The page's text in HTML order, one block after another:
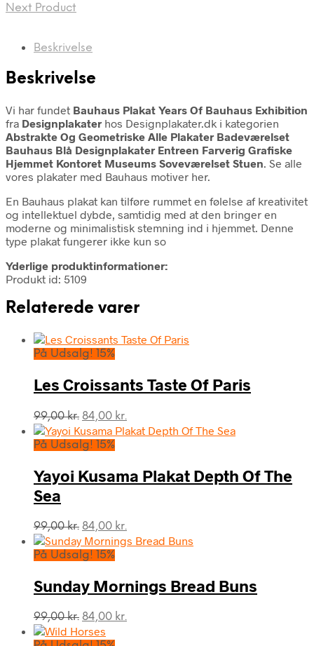
Next Product
Beskrivelse
Beskrivelse
Vi har fundet Bauhaus Plakat Years Of Bauhaus Exhibition
fra Designplakater hos Designplakater.dk i kategorien
Abstrakte Og Geometriske Alle Plakater Badeværelset
Bauhaus Blå Designplakater Entreen Farverig Grafiske
Hjemmet Kontoret Museums Soveværelset Stuen. Se alle
vores plakater med Bauhaus motiver her.
En Bauhaus plakat kan tilføre rummet en følelse af kreativitet
og intellektuel dybde, samtidig med at den bringer en
moderne og minimalistisk stemning ind i hjemmet. Denne
type plakat fungerer ikke kun so
Yderlige produktinformationer:
Produkt id: 5109
Relaterede varer
På Udsalg! 15%
Les Croissants Taste Of Paris
99,00kr. Den
oprindelige
pris
99,00 kr..
84,00 kr.
aktuelle
84,00 kr..
På Udsalg! 15%
Yayoi Kusama Plakat Depth Of The
Sea
99,00kr. Den
oprindelige
pris
99,00 kr..
84,00 kr.
aktuelle
84,00 kr..
På Udsalg! 15%
Sunday Mornings Bread Buns
99,00kr. Den
oprindelige
pris
84,00 kr.